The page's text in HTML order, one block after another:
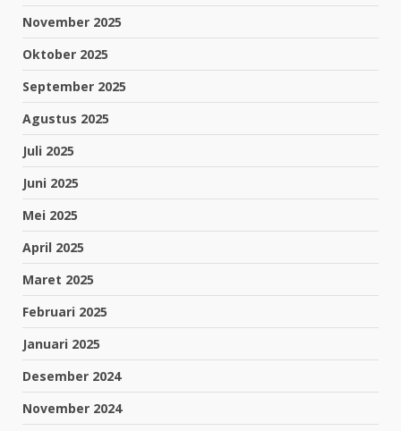
November 2025
Oktober 2025
September 2025
Agustus 2025
Juli 2025
Juni 2025
Mei 2025
April 2025
Maret 2025
Februari 2025
Januari 2025
Desember 2024
November 2024